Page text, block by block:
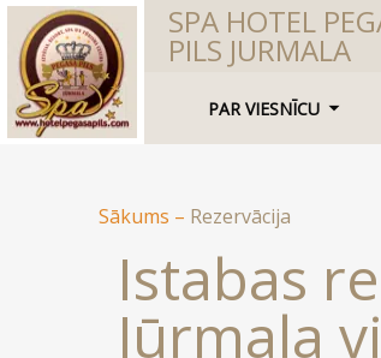
SPA HOTEL
PILS JURMALA
PAR VIESNĪCU
Sākums – Rezervācija
Istabas
Jūrmala